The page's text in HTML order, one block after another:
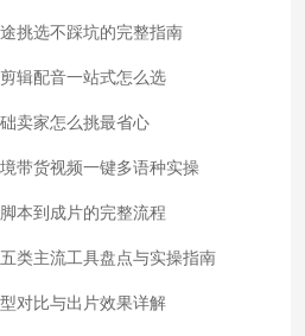
挑选不踩坑的完整指南
辑配音一站式怎么选
卖家怎么挑最省心
带货视频一键多语种实操
本到成片的完整流程
类主流工具盘点与实操指南
对比与出片效果详解